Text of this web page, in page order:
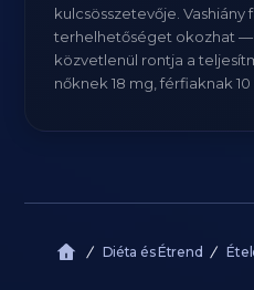
kulcsösszetevője.
terhelhetőséget okozhat —
közvetlenül rontja a
nőknek 18 mg, férfiaknak 10
Diéta és Étrend